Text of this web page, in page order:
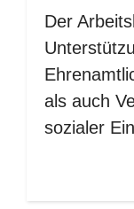
Der
als auch
sozialer